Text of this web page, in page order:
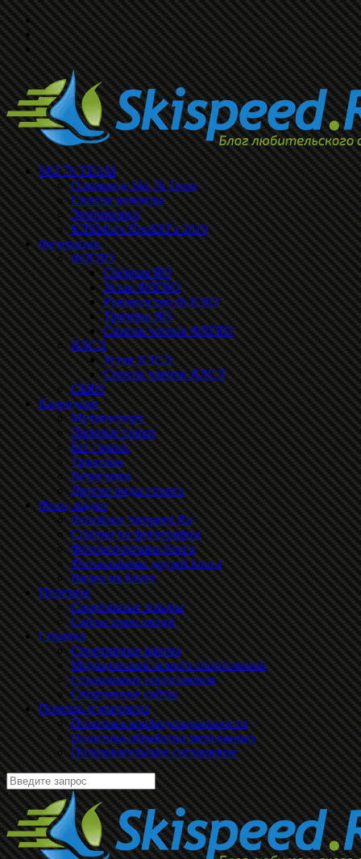
SKI 76 TEAM
О команде Ski 76 Team
Список команды
Экипировка
КЛБМатч ПроБЕГа 2019
Федерации
ФЛГЯО
Сборная ЯО
Устав ФЛГЯО
Руководство ФЛГЯО
Тренеры ЯО
Список членов ФЛГЯО
ЯЛСЛ
Устав ЯЛСЛ
Список членов ЯЛСЛ
СБЯО
Календари
Мультиспорт
Лыжные гонки
Бег / кросс
Триатлон
Велогонки
Другие виды спорта
Фото, видео
Фотоблог Skispeed.Ru
Ссылки на фотографии
Фоторепортажы блога
Фотоальбомы друзей блога
Видео на блоге
Полезное
Спортивные товары
Сайты трансляций
Справка
Спортивные школы
Медицинский осмотр спортсменов
Страхование спортсменов
Спортивные сайты
Помощь и контакты
Политика конфиденциальности
Политика обработки метаданных
Пользовательское соглашение